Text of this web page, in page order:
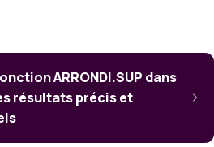
ARRONDI.SUP dans
résultats précis et